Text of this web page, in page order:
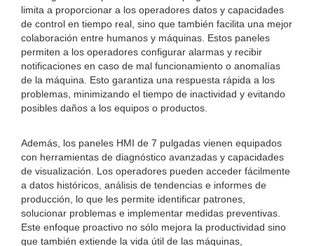
limita a proporcionar a los operadores datos y capacidades
de control en tiempo real, sino que también facilita una mejor
colaboración entre humanos y máquinas. Estos paneles
permiten a los operadores configurar alarmas y recibir
notificaciones en caso de mal funcionamiento o anomalías
de la máquina. Esto garantiza una respuesta rápida a los
problemas, minimizando el tiempo de inactividad y evitando
posibles daños a los equipos o productos.
Además, los paneles HMI de 7 pulgadas vienen equipados
con herramientas de diagnóstico avanzadas y capacidades
de visualización. Los operadores pueden acceder fácilmente
a datos históricos, análisis de tendencias e informes de
producción, lo que les permite identificar patrones,
solucionar problemas e implementar medidas preventivas.
Este enfoque proactivo no sólo mejora la productividad sino
que también extiende la vida útil de las máquinas,